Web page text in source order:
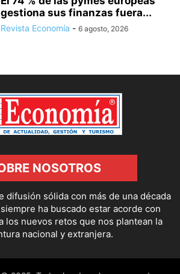
gestiona sus finanzas fuera...
Revista Economía - 6 agosto, 2026
NOSOTROS
difusión sólida con más de una década
ha buscado estar acorde con
los nuevos retos que nos plantean la
nacional y extranjera.